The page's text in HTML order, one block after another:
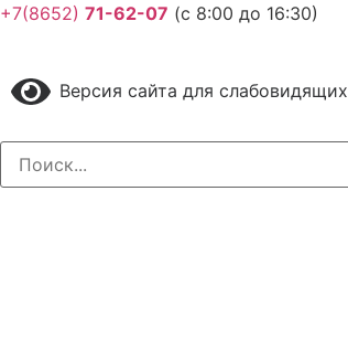
+7(8652) 71-62-07 (с 8:00 до 16:30)
Версия сайта для слабовидящих